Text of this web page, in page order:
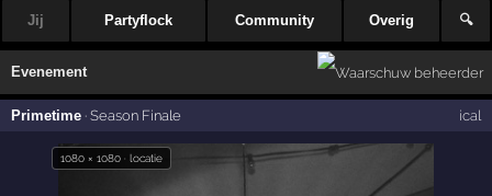
Jij Partyflock Community Overig 🔍
Evenement
Primetime ·Season Finale ical
1080 × 1080 · locatie